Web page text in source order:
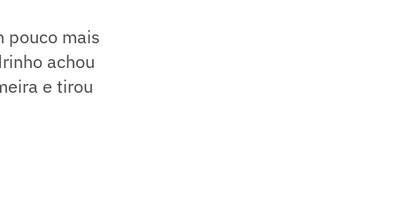
pouco mais
achou
e tirou